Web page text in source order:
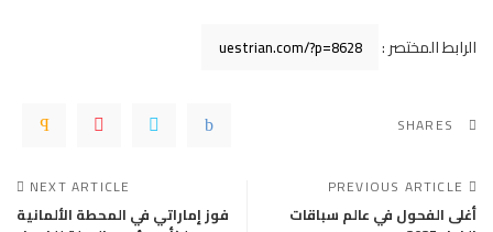
الرابط المختصر :
SHARES
PREVIOUS ARTICLE
أغلى الفحول في عالم سباقات
NEXT ARTICLE
فوز إماراتي في المحطة الألمانية